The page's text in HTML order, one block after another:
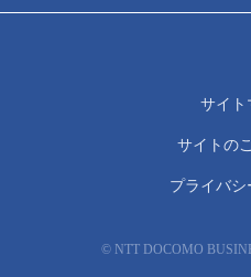
© NTT DOCOMO
サイト
サイトの
プライバシ